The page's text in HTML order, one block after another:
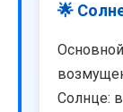
🌟
Солнце: